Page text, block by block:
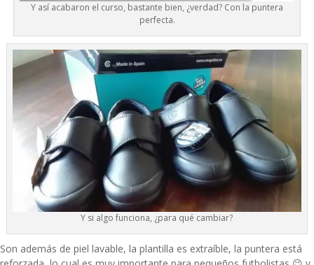
Y así acabaron el curso, bastante bien, ¿verdad? Con la puntera
perfecta.
Y si algo funciona, ¿para qué cambiar?
Son además de piel lavable, la plantilla es extraíble, la puntera está